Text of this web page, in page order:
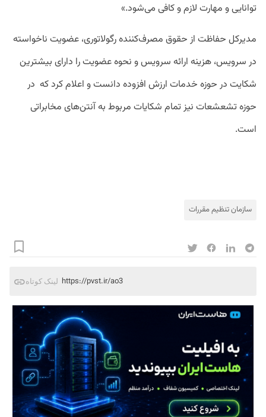
توانایی و مهارت لازم و کافی می‌شود.»
مدیرکل حفاظت از حقوق مصرف‌کننده رگولاتوری، عضویت ناخواسته
در سرویس، هزینه ارائه سرویس و نحوه عضویت را دارای بیشترین
شکایت در حوزه خدمات ارزش افزوده دانست و اعلام کرد که در
حوزه تشعشعات نیز تمام شکایات مربوط به آنتن‌های مخابراتی
است.
سازمان تنظیم مقررات
لینک کوتاه https://pvst.ir/ao3